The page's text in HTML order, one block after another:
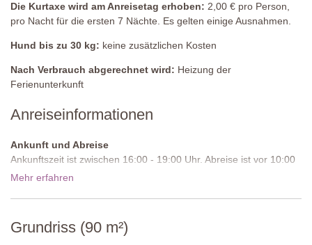
Waschmaschine
Länge:12 Meter
Breite: 7 Meter
Tiefe:
1,20 bis 1,60 Meter
Geöffnet:Mai bis September
Umzäunung:nein
Die Kurtaxe wird am Anreisetag erhoben: 2,00 € pro Person,
pro Nacht für die ersten 7 Nächte. Es gelten einige Ausnahmen.
Hund bis zu 30 kg: keine zusätzlichen Kosten
Nach Verbrauch abgerechnet wird: Heizung der
Ferienunterkunft
Anreiseinformationen
Ankunft und Abreise
Ankunftszeit ist zwischen 16:00 - 19:00 Uhr. Abreise ist vor 10:00
Uhr morgens.
Zufahrtsstraße:Ungepflastert, unregelmäßig, wir empfehlen ein
öffentlich, auf dem Anwesen
Mehr erfahren
Grundriss (90 m²)